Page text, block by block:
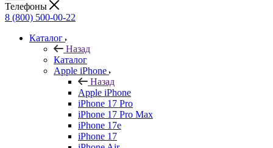
Телефоны
8 (800) 500-00-22
Каталог
Назад
Каталог
Apple iPhone
Назад
Apple iPhone
iPhone 17 Pro
iPhone 17 Pro Max
iPhone 17e
iPhone 17